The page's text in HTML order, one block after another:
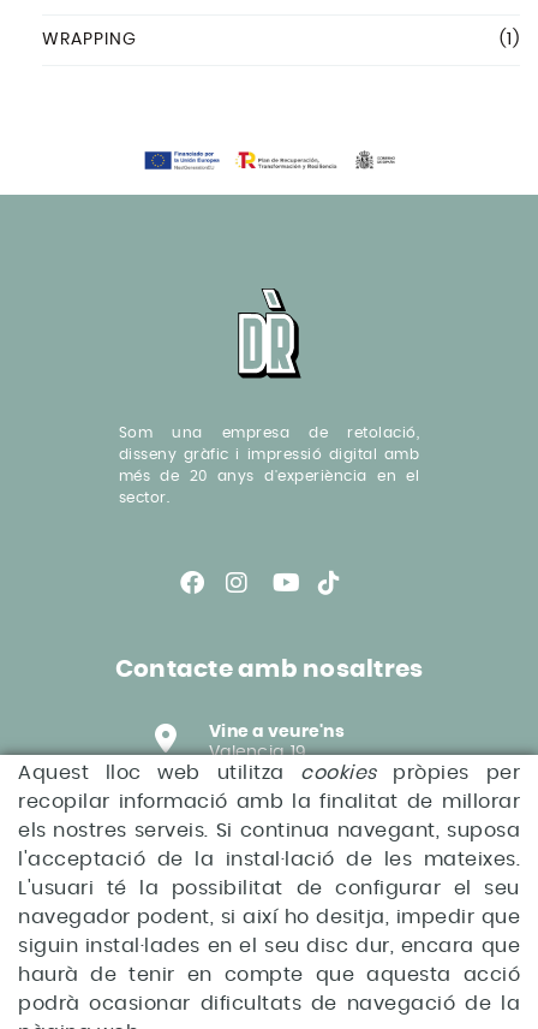
WRAPPING (1)
Som una empresa de retolació,
disseny gràfic i impressió digital amb
més de 20 anys d'experiència en el
sector.
Contacte amb nosaltres
Vine a veure'ns
Valencia, 19
17480 Roses (Girona)
Envia'ns un correu
Truca'ns
+34 972 459 558
Aquest lloc web utilitza cookiespròpies per
recopilar informació amb la finalitat de millorar
els nostres serveis. Si continua navegant, suposa
l'acceptació de la instal·lació de les mateixes.
L'usuari té la possibilitat de configurar el seu
navegador podent, si així ho desitja, impedir que
siguin instal·lades en el seu disc dur, encara que
haurà de tenir en compte que aquesta acció
podrà ocasionar dificultats de navegació de la